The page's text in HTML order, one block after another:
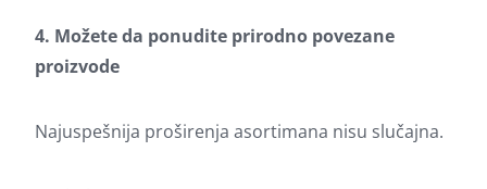
4. Možete da ponudite prirodno povezane
proizvode
Najuspešnija proširenja asortimana nisu slučajna.